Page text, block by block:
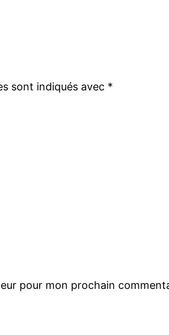
sont indiqués avec *
pour mon prochain